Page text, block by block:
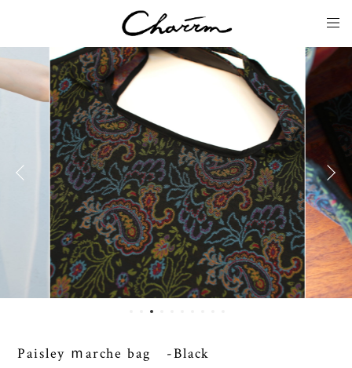
Paisley ｍarche bag -Black